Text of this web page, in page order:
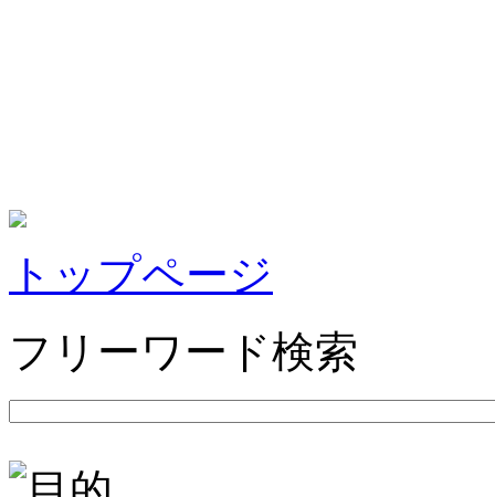
トップページ
フリーワード検索